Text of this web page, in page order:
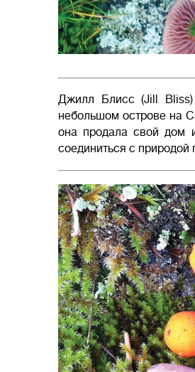
Джилл Блисс (Jill Bliss)
небольшом острове на
она продала свой дом
соединиться с